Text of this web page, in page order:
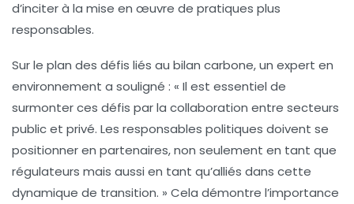
d’inciter à la mise en œuvre de pratiques plus
responsables.
Sur le plan des défis liés au bilan carbone, un expert en
environnement a souligné : « Il est essentiel de
surmonter ces défis par la collaboration entre secteurs
public et privé. Les responsables politiques doivent se
positionner en partenaires, non seulement en tant que
régulateurs mais aussi en tant qu’alliés dans cette
dynamique de transition. » Cela démontre l’importance